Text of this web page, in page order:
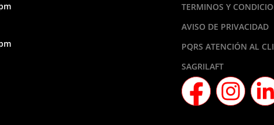
TERMINOS Y
AVISO DE PRIVACIDAD
PQRS ATENCIÓN AL
SAGRILAFT